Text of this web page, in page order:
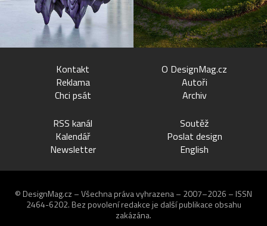
Kontakt
Reklama
Chci psát
O DesignMag.cz
Autoři
Archiv
RSS kanál
Kalendář
Newsletter
Soutěž
Poslat design
English
© DesignMag.cz – Všechna práva vyhrazena – 2007–2026 – ISSN
2464-6202. Bez povolení redakce je další publikace obsahu
zakázána.